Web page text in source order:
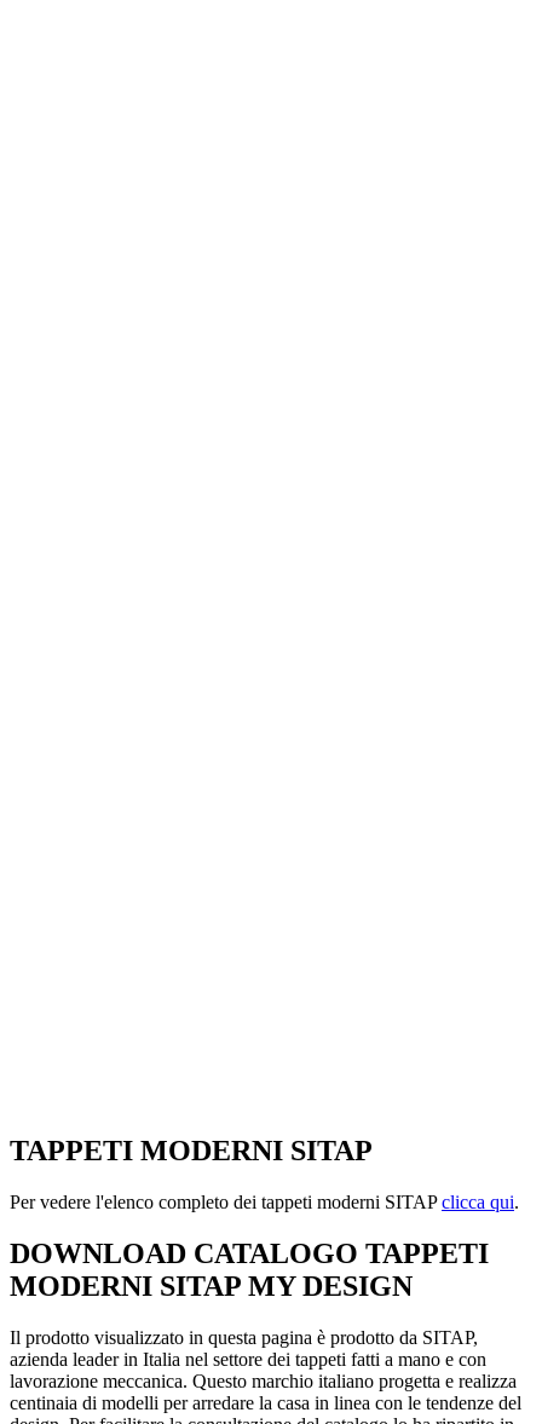
TAPPETI MODERNI SITAP
Per vedere l'elenco completo dei tappeti moderni SITAPclicca qui.
DOWNLOAD CATALOGO TAPPETI
MODERNI SITAP MY DESIGN
Il prodotto visualizzato in questa pagina è prodotto da SITAP,
azienda leader in Italia nel settore dei tappeti fatti a mano e con
lavorazione meccanica. Questo marchio italiano progetta e realizza
centinaia di modelli per arredare la casa in linea con le tendenze del